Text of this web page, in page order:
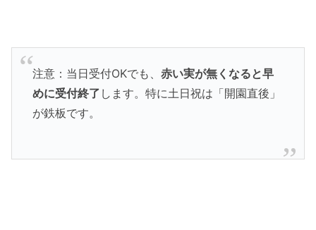
注意：当日受付OKでも、 赤い実が無くなると早
めに受付終了 します。特に土日祝は「開園直後」
が鉄板です。